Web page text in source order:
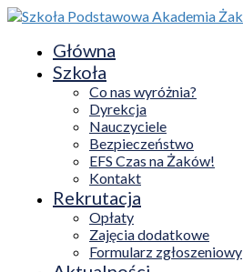
Główna
Szkoła
Co nas wyróżnia?
Dyrekcja
Nauczyciele
Bezpieczeństwo
EFS Czas na Żaków!
Kontakt
Rekrutacja
Opłaty
Zajęcia dodatkowe
Formularz zgłoszeniowy